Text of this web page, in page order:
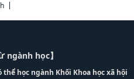
ngành học】
học ngành Khối Khoa học xã hội